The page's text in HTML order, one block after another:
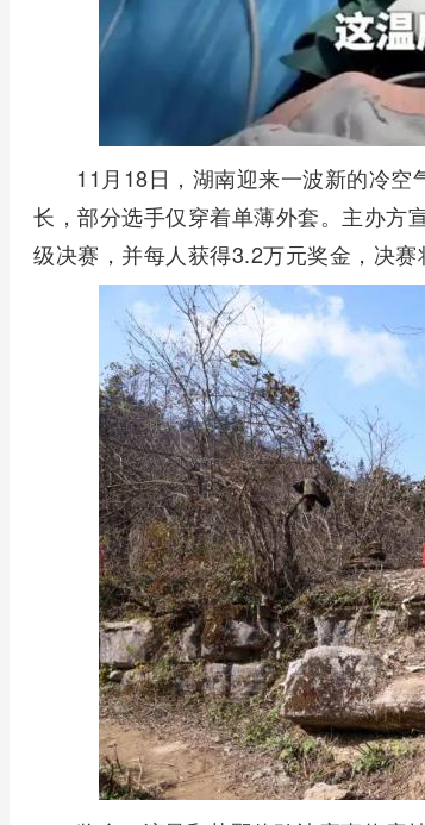
11月18日，湖南迎来一波新的冷空
长，部分选手仅穿着单薄外套。主办方
级决赛，并每人获得3.2万元奖金，决赛